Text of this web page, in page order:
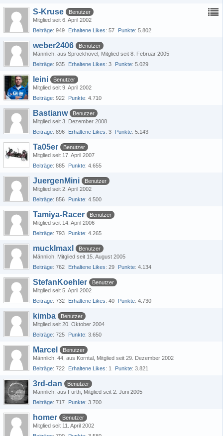
S-Kruse
Benutzer
Mitglied seit 6. April 2002
Beiträge 949 Erhaltene Likes 57 Punkte 5.802
weber2406
Benutzer
Männlich aus Sprockhövel Mitglied seit 8. Februar 2005
Beiträge 935 Erhaltene Likes 3 Punkte 5.029
leini
Benutzer
Mitglied seit 9. April 2002
Beiträge 922 Punkte 4.710
Bastianw
Benutzer
Mitglied seit 3. Dezember 2008
Beiträge 896 Erhaltene Likes 3 Punkte 5.143
Ta05er
Benutzer
Mitglied seit 17. April 2007
Beiträge 885 Punkte 4.655
JuergenMini
Benutzer
Mitglied seit 2. April 2002
Beiträge 856 Punkte 4.500
Tamiya-Racer
Benutzer
Mitglied seit 14. April 2006
Beiträge 793 Punkte 4.265
mucklmaxl
Benutzer
Männlich Mitglied seit 15. August 2005
Beiträge 762 Erhaltene Likes 29 Punkte 4.134
StefanKoehler
Benutzer
Mitglied seit 5. April 2002
Beiträge 732 Erhaltene Likes 40 Punkte 4.730
kimba
Benutzer
Mitglied seit 20. Oktober 2004
Beiträge 725 Punkte 3.650
Marcel
Benutzer
Männlich 44 aus Korntal Mitglied seit 29. Dezember 2002
Beiträge 722 Erhaltene Likes 1 Punkte 3.821
3rd-dan
Benutzer
Männlich aus Fürth Mitglied seit 2. Juni 2005
Beiträge 717 Punkte 3.700
homer
Benutzer
Mitglied seit 11. April 2002